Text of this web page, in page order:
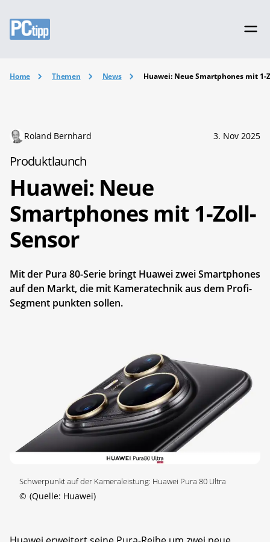
Home Themen News Huawei: Neue Smartphones mit 1-
Roland Bernhard 3. Nov 2025
Produktlaunch
Huawei: Neue
Smartphones mit 1-Zoll-
Sensor
Mit der Pura 80-Serie bringt Huawei zwei Smartphones
auf den Markt, die mit Kameratechnik aus dem Profi-
Segment punkten sollen.
Schwerpunkt auf der Kameraleistung: Huawei Pura 80 Ultra
© (Quelle: Huawei)